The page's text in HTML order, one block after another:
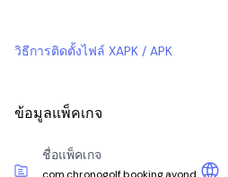
วิธีการติดตั้งไฟล์ XAPK / APK
ข้อมูลแพ็คเกจ
ชื่อแพ็คเกจ